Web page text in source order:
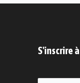
S'inscrire